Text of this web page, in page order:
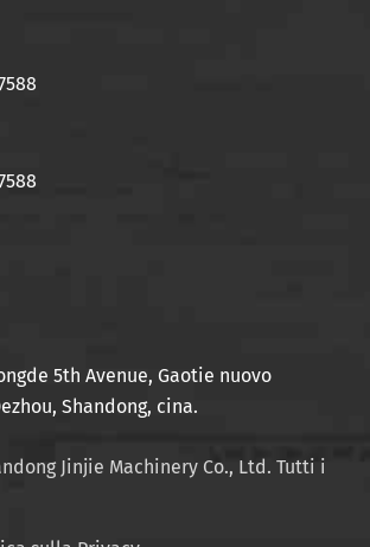
5th Avenue, Gaotie nuovo
Shandong, cina.
Jinjie Machinery Co., Ltd. Tutti i